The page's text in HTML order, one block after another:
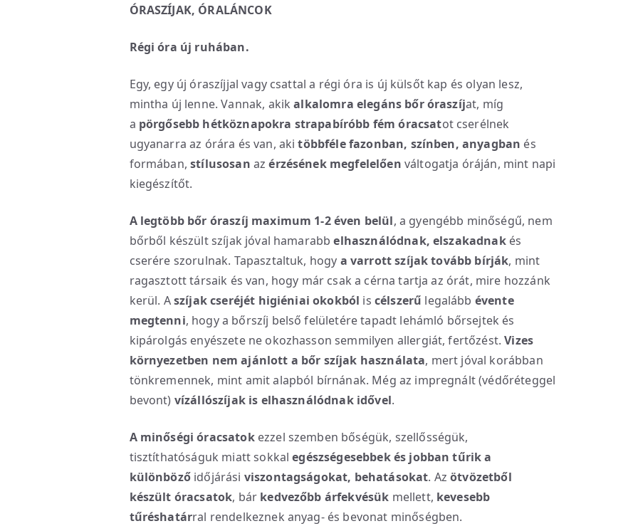
ÓRASZÍJAK, ÓRALÁNCOK
Régi óra új ruhában.
Egy, egy új óraszíjjal vagy csattal a régi óra is új külsőt kap és olyan lesz,
mintha új lenne. Vannak, akikalkalomra elegáns bőr óraszíjat, míg
a pörgősebb hétköznapokra strapabíróbb fém óracsatot cserélnek
ugyanarra az órára és van, akitöbbféle fazonban, színben, anyagban és
formában,stílusosan azérzésének megfelelően váltogatja óráján, mint napi
kiegészítőt.
A legtöbb bőr óraszíj maximum 1-2 éven belül, a gyengébb minőségű, nem
bőrből készült szíjak jóval hamarabbelhasználódnak, elszakadnakés
cserére szorulnak. Tapasztaltuk, hogy a varrott szíjak tovább bírják, mint
ragasztott társaik és van, hogy már csak a cérna tartja az órát, mire hozzánk
kerül. Aszíjak cseréjét higiéniai okokból is célszerű legalább évente
megtenni, hogy a bőrszíj belső felületére tapadt lehámló bőrsejtek és
kipárolgás enyészete ne okozhasson semmilyen allergiát, fertőzést.Vizes
környezetben nem ajánlott a bőr szíjak használata, mert jóval korábban
tönkremennek, mint amit alapból bírnának. Még az impregnált (védőréteggel
bevont) vízállószíjak is elhasználódnak idővel.
A minőségi óracsatokezzel szemben bőségük, szellősségük,
tisztíthatóságuk miatt sokkalegészségesebbekés jobban tűrik a
különbözőidőjárási viszontagságokat, behatásokat. Azötvözetből
készült óracsatok, bár kedvezőbb árfekvésük mellett, kevesebb
tűréshatárral rendelkeznek anyag- és bevonat minőségben.